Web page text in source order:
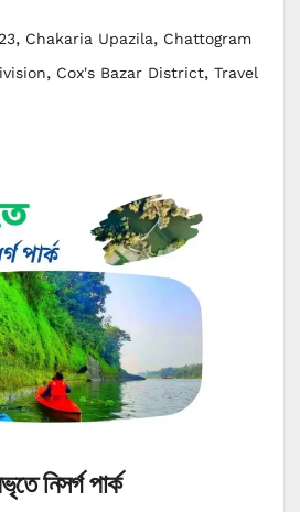
, Chakaria Upazila, Chattogram
, Cox's Bazar District, Travel
নিসর্গ পার্ক